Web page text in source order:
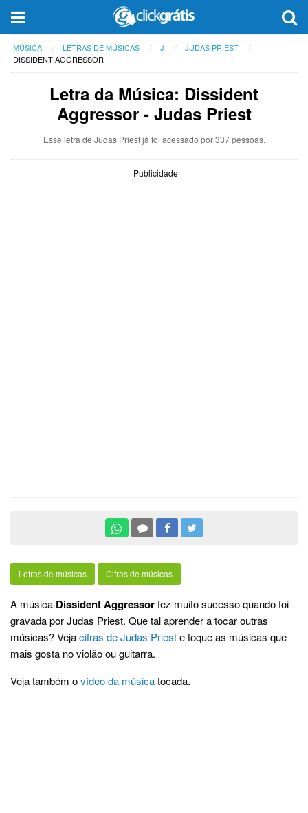
MÚSICA LETRAS DE MÚSICAS J
JUDAS PRIEST
DISSIDENT AGGRESSOR
Letra da Música: Dissident
Aggressor - Judas Priest
Esse letra de Judas Priest já foi acessado por 337 pessoas.
Publicidade
Letras de músicas Cifras de músicas
A música Dissident Aggressorfez muito sucesso quando foi
gravada por Judas Priest. Que tal aprender a tocar outras
músicas? Vejacifras de Judas Prieste toque as músicas que
mais gosta no violão ou guitarra.
Veja também ovídeo da músicatocada.